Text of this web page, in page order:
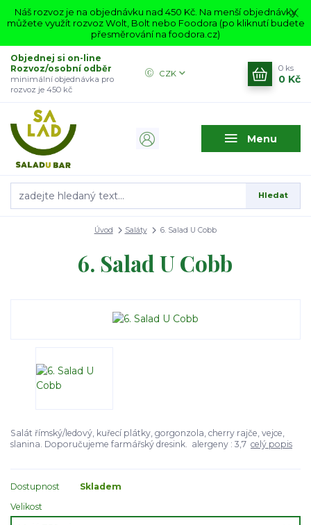
Náš rozvoz je na objednávku nad 450 Kč. Na menší objednávky
můžete využít rozvoz Wolt, Bolt nebo Foodora (po kliknutí budete
přesměrování na foodora.cz)
Menu
CZK
Hledat
Objednej si on-line
Rozvoz/osobní odběr
minimální objednávka pro
rozvoz je 450 kč
0 ks
0 Kč
Úvod Saláty 6. Salad U Cobb
6. Salad U Cobb
Salát římský/ledový, kuřecí plátky, gorgonzola, cherry rajče, vejce,
slanina. Doporučujeme farmářský dresink. alergeny : 3,7 celý popis
Dostupnost
Skladem
Velikost